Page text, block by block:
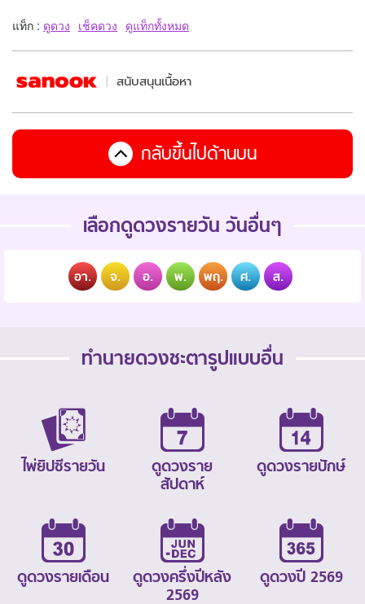
แท็ก : ดูดวง เช็คดวง ดูแท็กทั้งหมด
สนับสนุนเนื้อหา
กลับขึ้นไปด้านบน
เลือกดูดวงรายวัน วันอื่นๆ
อา. จ. อ. พ. พฤ. ศ. ส.
ทำนายดวงชะตารูปแบบอื่น
ไพ่ยิปซีรายวัน
ดูดวงราย
สัปดาห์
ดูดวงรายปักษ์
ดูดวงรายเดือน
ดูดวงครึ่งปีหลัง
2569
ดูดวงปี 2569